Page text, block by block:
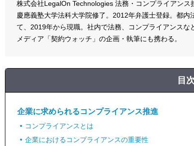
株式会社LegalOn Technologies 法務・コンプライアンス
慶應義塾大学法科大学院修了。2012年弁護士登録。都
て、2019年から現職。社内で法務、コンプライアンス
メディア「契約ウォッチ」の企画・執筆にも携わる。
目次
企業に求められるコンプライアンス推進
コンプライアンスとは
企業におけるコンプライアンスの重要性